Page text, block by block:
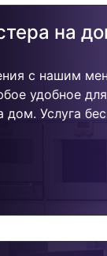
на
с нашим
удобное
дом. Услуга